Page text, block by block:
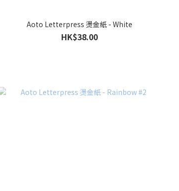
Aoto Letterpress 燙金紙 - White
HK$38.00